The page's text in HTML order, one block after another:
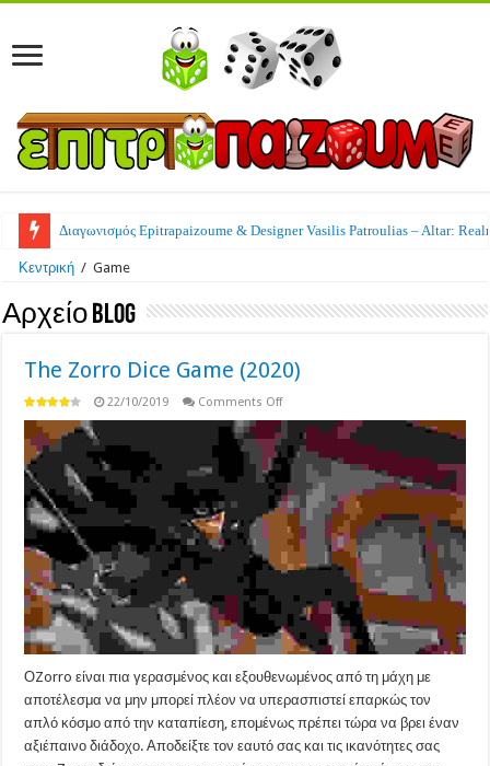
Διαγωνισμός Epitrapaizoume & Designer Vasilis Patroulias – Altar:
Κεντρική / Game
Αρχείο Blog
The Zorro Dice Game (2020)
22/10/2019 Comments Offon
Zorro
Dice
Game
(2020)
ΟZorro είναι πια γερασμένος και εξουθενωμένος από τη μάχη με
αποτέλεσμα να μην μπορεί πλέον να υπερασπιστεί επαρκώς τον
απλό κόσμο από την καταπίεση, επομένως πρέπει τώρα να βρει έναν
αξιέπαινο διάδοχο. Αποδείξτε τον εαυτό σας και τις ικανότητες σας